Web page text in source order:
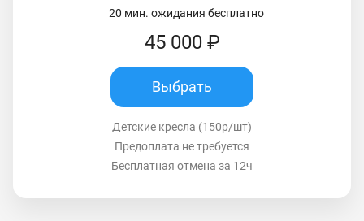
20 мин. ожидания бесплатно
45 000 ₽
Выбрать
Детские кресла (150р/шт)
Предоплата не требуется
Бесплатная отмена за 12ч